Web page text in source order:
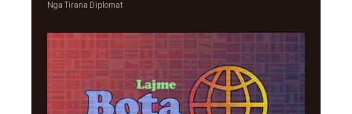
NgaTirana Diplomat